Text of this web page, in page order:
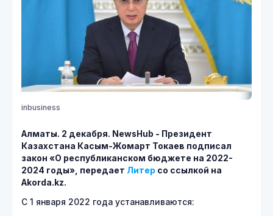
inbusiness
Алматы. 2 декабря. NewsHub - Президент
Казахстана Касым-Жомарт Токаев подписал
закон «О республиканском бюджете на 2022-
2024 годы», передает Литер со ссылкой на
Akorda.kz.
С 1 января 2022 года устанавливаются: